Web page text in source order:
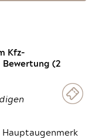
Kfz-
Bewertung (2